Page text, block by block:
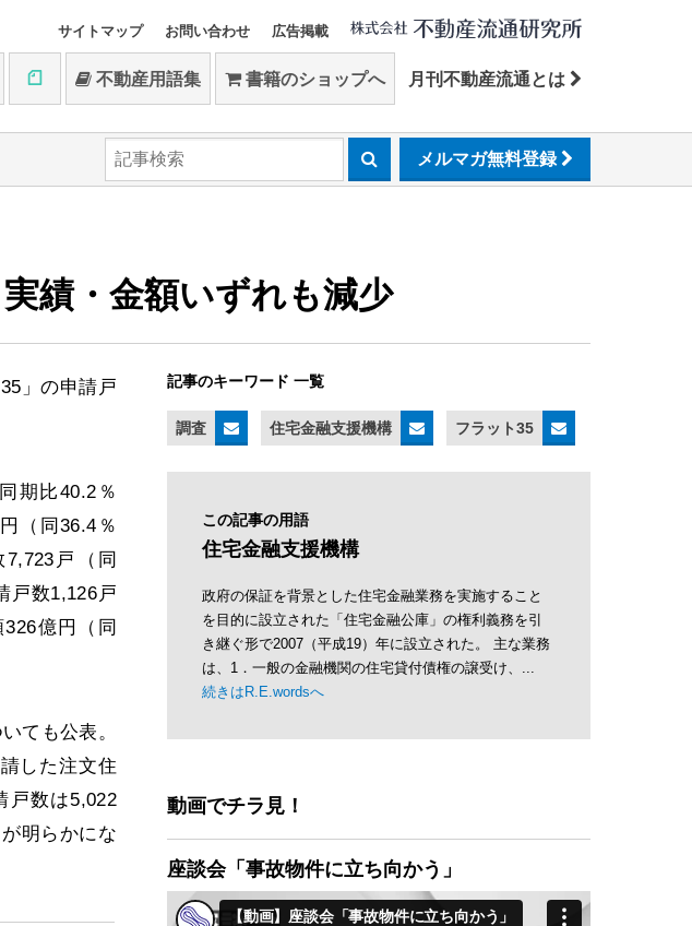
サイトマップ お問い合わせ 広告掲載
不動産用語集 書籍のショップへ 月刊不動産流通とは
メルマガ無料登録
績・金額いずれも減少
」の申請戸
期比40.2％
（同36.4％
戸（同
戸数1,126戸
億円（同
ても公表。
した注文住
戸数は5,022
明らかにな
記事のキーワード 一覧
調査 住宅金融支援機構 フラット35
この記事の用語
住宅金融支援機構
政府の保証を背景とした住宅金融業務を実施すること
を目的に設立された「住宅金融公庫」の権利義務を引
き継ぐ形で2007（平成19）年に設立された。 主な業務
は、1．一般の金融機関の住宅貸付債権の譲受け、...
続きはR.E.wordsへ
動画でチラ見！
座談会「事故物件に立ち向かう」